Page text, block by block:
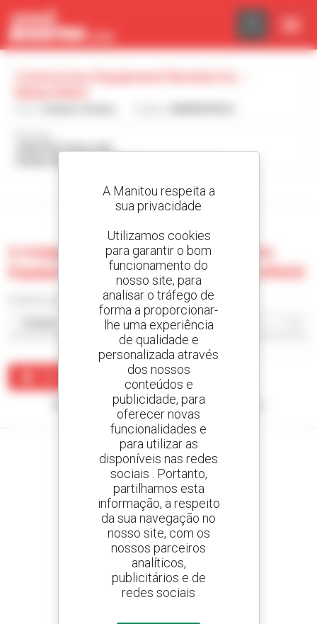
2909 FRUITVALE AVE
Visualizar os filtros de pesquisa
0 máquina usada no Contractors
Equipment Rentals Inc. - Bakersfield
Nenhum resultado corresponde à sua pesquisa.
Crie os seus alertas
e receba anúncios de equipamentos usados
800 concessionários
A Manitou em todo o mundo
Painel de Gerenciamento de Cookies
A Manitou respeita a
sua privacidade
Utilizamos cookies
para garantir o bom
funcionamento do
nosso site, para
analisar o tráfego de
forma a proporcionar-
lhe uma experiência
de qualidade e
personalizada através
dos nossos
conteúdos e
publicidade, para
oferecer novas
funcionalidades e
para utilizar as
disponíveis nas redes
sociais . Portanto,
partilhamos esta
informação, a respeito
da sua navegação no
nosso site, com os
nossos parceiros
analíticos,
publicitários e de
redes sociais